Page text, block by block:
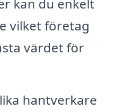
kan du enkelt
vilket företag
värdet för
hantverkare